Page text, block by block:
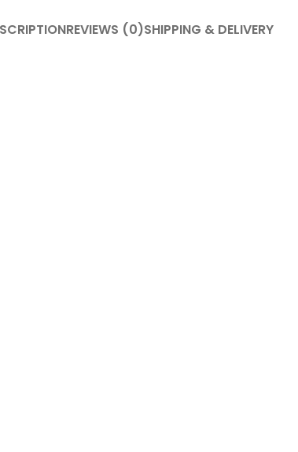
REVIEWS (0)SHIPPING & DELIVERY